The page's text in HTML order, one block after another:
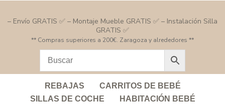
– Envío GRATIS ✅ – Montaje Mueble GRATIS ✅ – Instalación Silla
GRATIS ✅
** Compras superiores a 200€. Zaragoza y alrededores **
REBAJAS
CARRITOS DE BEBÉ
SILLAS DE COCHE
HABITACIÓN BEBÉ